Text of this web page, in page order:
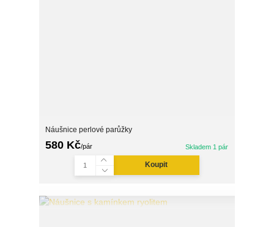
Náušnice perlové parůžky
580 Kč/pár Skladem 1 pár
Koupit